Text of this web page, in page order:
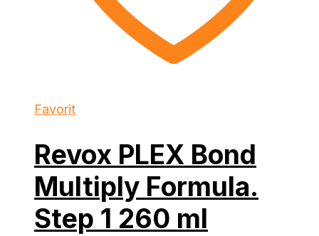
Favorit
Revox PLEX Bond
Multiply Formula.
Step 1 260 ml